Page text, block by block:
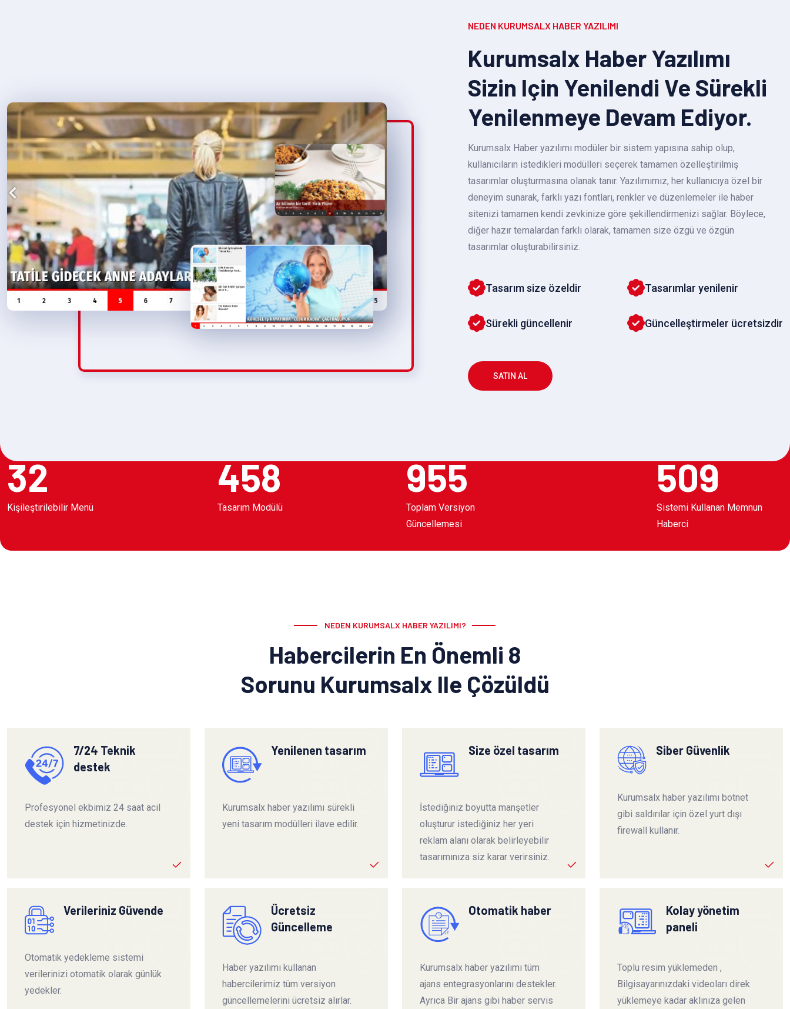
NEDEN KURUMSALX HABER YAZILIMI
Kurumsalx Haber Yazılımı
Sizin Için Yenilendi Ve Sürekli
Yenilenmeye Devam Ediyor.
Kurumsalx Haber yazılımı modüler bir sistem yapısına sahip olup,
kullanıcıların istedikleri modülleri seçerek tamamen özelleştirilmiş
tasarımlar oluşturmasına olanak tanır. Yazılımımız, her kullanıcıya özel bir
deneyim sunarak, farklı yazı fontları, renkler ve düzenlemeler ile haber
sitenizi tamamen kendi zevkinize göre şekillendirmenizi sağlar. Böylece,
diğer hazır temalardan farklı olarak, tamamen size özgü ve özgün
tasarımlar oluşturabilirsiniz.
Tasarım size özeldir
Sürekli güncellenir
Tasarımlar yenilenir
Güncelleştirmeler ücretsizdir
SATIN AL
32
Kişileştirilebilir Menü
458
Tasarım Modülü
955
Toplam Versiyon
Güncellemesi
509
Sistemi Kullanan Memnun
Haberci
NEDEN KURUMSALX HABER YAZILIMI?
Habercilerin En Önemli 8
Sorunu Kurumsalx Ile Çözüldü
7/24 Teknik
destek
Profesyonel ekbimiz 24 saat acil
destek için hizmetinizde.
Yenilenen tasarım
Kurumsalx haber yazılımı sürekli
yeni tasarım modülleri ilave edilir.
Size özel tasarım
İstediğiniz boyutta manşetler
oluşturur istediğiniz her yeri
reklam alanı olarak belirleyebilir
tasarımınıza siz karar verirsiniz.
Siber Güvenlik
Kurumsalx haber yazılımı botnet
gibi saldırılar için özel yurt dışı
firewall kullanır.
Verileriniz Güvende
Otomatik yedekleme sistemi
verilerinizi otomatik olarak günlük
yedekler.
Ücretsiz
Güncelleme
Haber yazılımı kullanan
habercilerimiz tüm versiyon
güncellemelerini ücretsiz alırlar.
Otomatik haber
Kurumsalx haber yazılımı tüm
ajans entegrasyonlarını destekler.
Ayrıca Bir ajans gibi haber servis
Kolay yönetim
paneli
Toplu resim yüklemeden ,
Bilgisayarınızdaki videoları direk
yüklemeye kadar aklınıza gelen